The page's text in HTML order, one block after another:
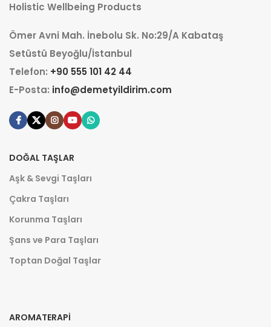
Holistic Wellbeing Products
Ömer Avni Mah. İnebolu Sk. No:29/A Kabataş
Setüstü Beyoğlu/İstanbul
Telefon: +90 555 101 42 44
E-Posta: info@demetyildirim.com
DOĞAL TAŞLAR
Aşk & Sevgi Taşları
Çakra Taşları
Korunma Taşları
Şans ve Para Taşları
Toptan Doğal Taşlar
AROMATERAPI